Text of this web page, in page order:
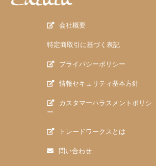
会社概要
特定商取引に基づく表記
プライバシーポリシー
情報セキュリティ基本方針
カスタマーハラスメントポリシ
ー
トレードワークスとは
問い合わせ